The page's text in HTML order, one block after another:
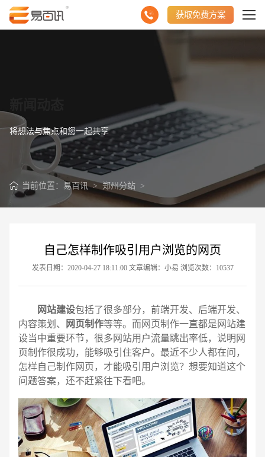
获取免费方案
将想法与焦点和您一起共享
当前位置： 易百讯>郑州分站>
自己怎样制作吸引用户浏览的网页
发表日期：2020-04-27 18:11:00 文章编辑：小易 浏览次数：10537
网站建设包括了很多部分，前端开发、后端开发、
内容策划、
网页制作等等。而网页制作一直都是网站建
设当中重要环节，很多网站用户流量跳出率低，说明网
页制作很成功，能够吸引住客户。最近不少人都在问，
怎样自己制作网页，才能吸引用户浏览？想要知道这个
问题答案，还不赶紧往下看吧。